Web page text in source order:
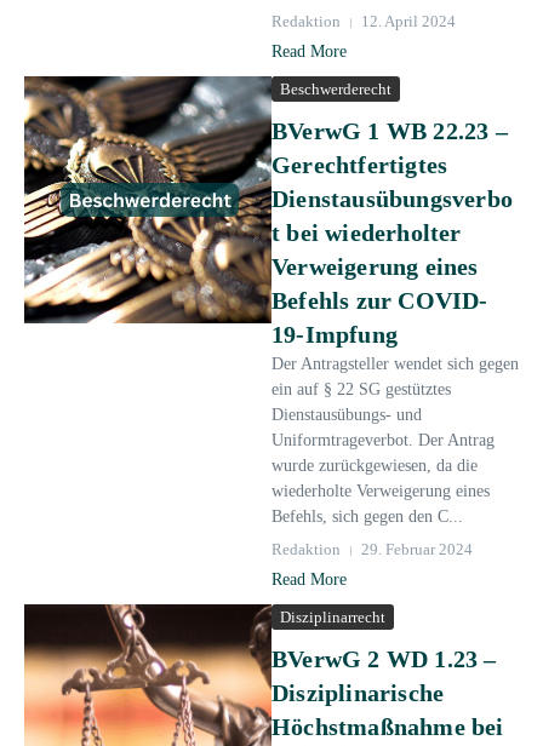
Redaktion
12. April 2024
Read More
Beschwerderecht
BVerwG 1 WB 22.23 –
Gerechtfertigtes
Dienstausübungsverbo
t bei wiederholter
Verweigerung eines
Befehls zur COVID-
19-Impfung
Der Antragsteller wendet sich gegen
ein auf § 22 SG gestütztes
Dienstausübungs- und
Uniformtrageverbot. Der Antrag
wurde zurückgewiesen, da die
wiederholte Verweigerung eines
Befehls, sich gegen den C...
Redaktion
29. Februar 2024
Read More
Disziplinarrecht
BVerwG 2 WD 1.23 –
Disziplinarische
Höchstmaßnahme bei